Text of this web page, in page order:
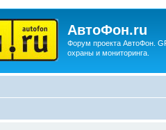
АвтоФон.ru
Форум проекта АвтоФон.
охраны и мониторинга.